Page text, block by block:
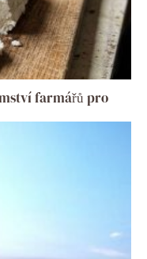
farmářů pro